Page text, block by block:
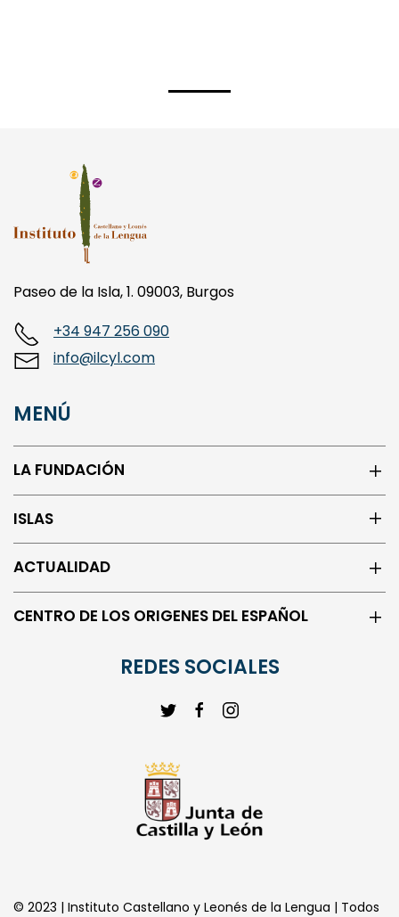
Paseo de la Isla, 1. 09003, Burgos
+34 947 256 090
MENÚ
LA FUNDACIÓN
ISLAS
ACTUALIDAD